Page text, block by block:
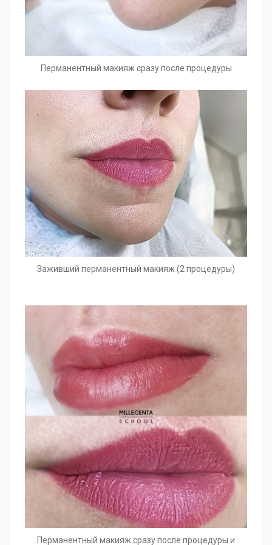
Перманентный макияж сразу после процедуры
Заживший перманентный макияж (2 процедуры)
Перманентный макияж сразу после процедуры и